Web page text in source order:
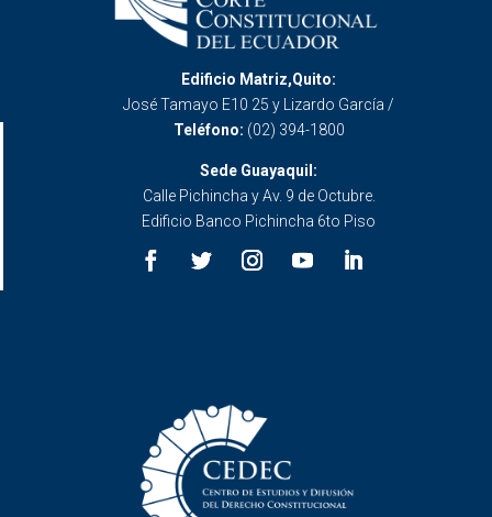
Edificio Matriz,Quito:
José Tamayo E10 25 y Lizardo García /
Teléfono: (02) 394-1800
Sede Guayaquil:
Calle Pichincha y Av. 9 de Octubre.
Edificio Banco Pichincha 6to Piso